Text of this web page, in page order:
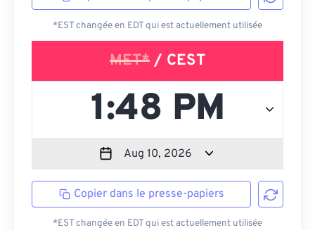
*EST changée en EDT qui est actuellement utilisée
MET* / CEST
Copier dans le presse-papiers
*EST changée en EDT qui est actuellement utilisée